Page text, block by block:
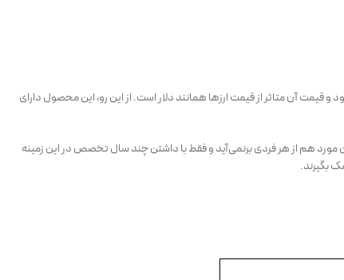
و قیمت آن متاثر از قیمت ارزها همانند دلار است. از این رو، این محصول دارای
هم از هر فردی برنمی‌آید و فقط با داشتن چند سال تخصص در این زمینه
بگیرند.